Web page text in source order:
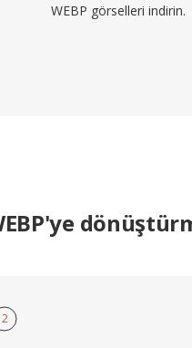
WEBP görselleri indirin.
2